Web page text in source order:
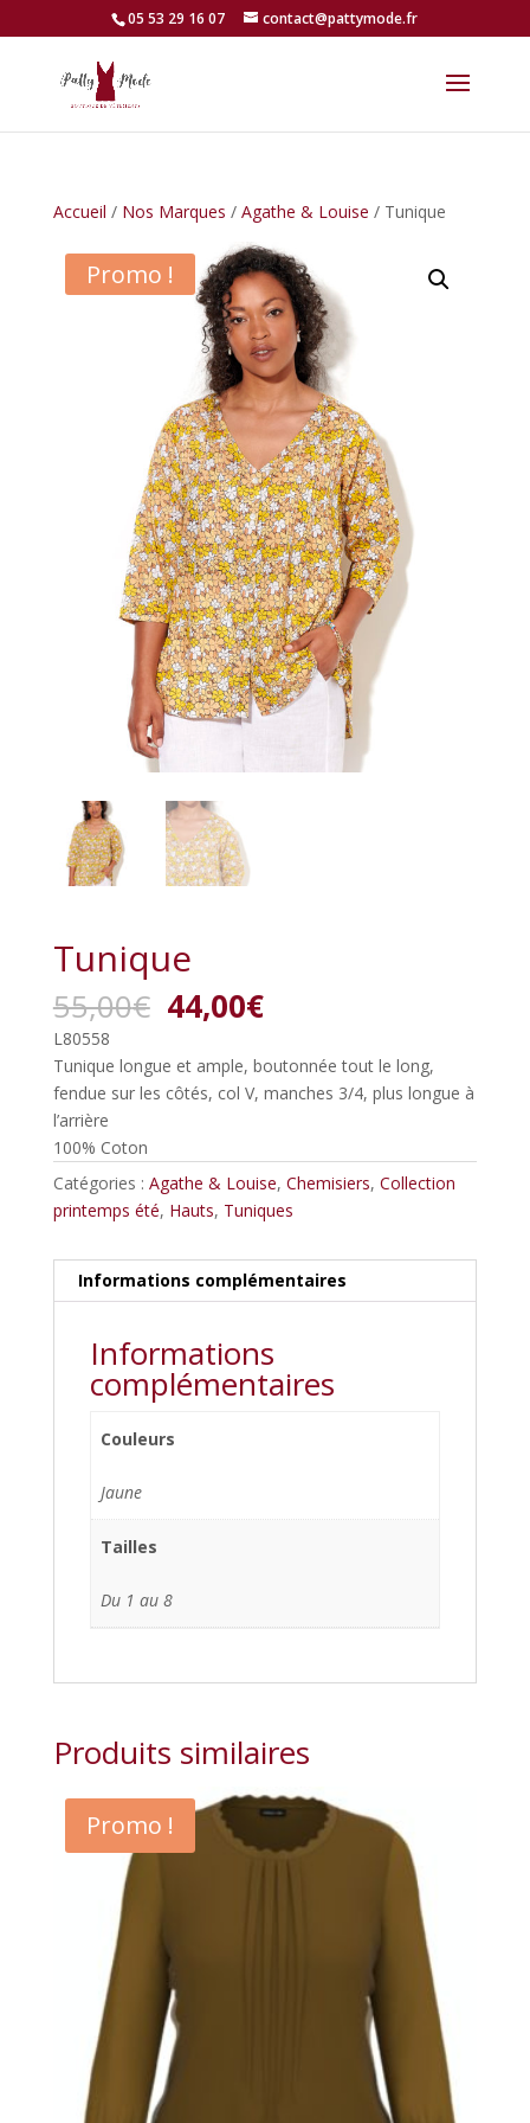
05 53 29 16 07 contact@pattymode.fr
Accueil / Nos Marques / Agathe & Louise / Tunique
Promo !
Tunique
55,00€ Le
prix
initial
était :
55,00€.
44,00€Le
prix
actuel
est :
44,00€.
L80558
Tunique longue et ample, boutonnée tout le long,
fendue sur les côtés, col V, manches 3/4, plus longue à
l’arrière
100% Coton
Catégories : Agathe & Louise, Chemisiers, Collection
printemps été, Hauts, Tuniques
Informations complémentaires
Informations
complémentaires
Couleurs
Jaune
Tailles
Du 1 au 8
Produits similaires
Promo !